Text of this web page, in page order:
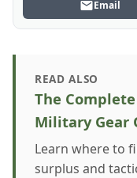
Email
READ ALSO
The
Military Gear
Learn where to
surplus and